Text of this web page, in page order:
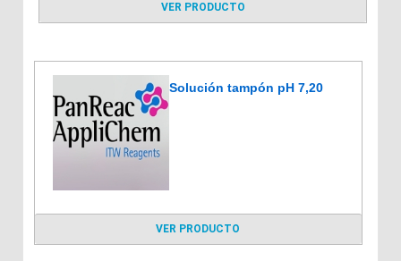
VER PRODUCTO
Solución tampón pH 7,20
VER PRODUCTO